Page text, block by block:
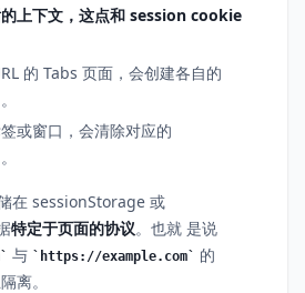
上下文，这点和 session cookie
的 Tabs 页面，会创建各自的
。
或窗口，会清除对应的
。
在 sessionStorage 或
特定于页面的协议。也就 是说
与 https://example.com
的
离。